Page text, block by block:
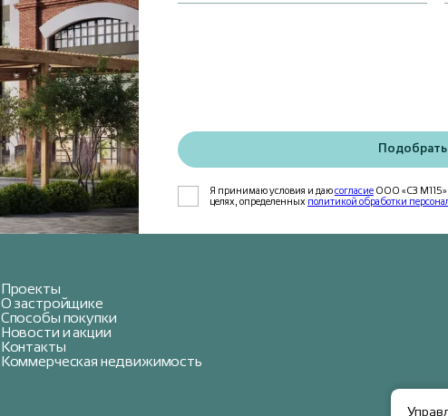
Я принимаю условия и даю согласиеООО «СЗ М115»
целях, определенных политикой обработки
Проекты
О застройщике
Способы покупки
Новости и акции
Контакты
Коммерческая недвижимость